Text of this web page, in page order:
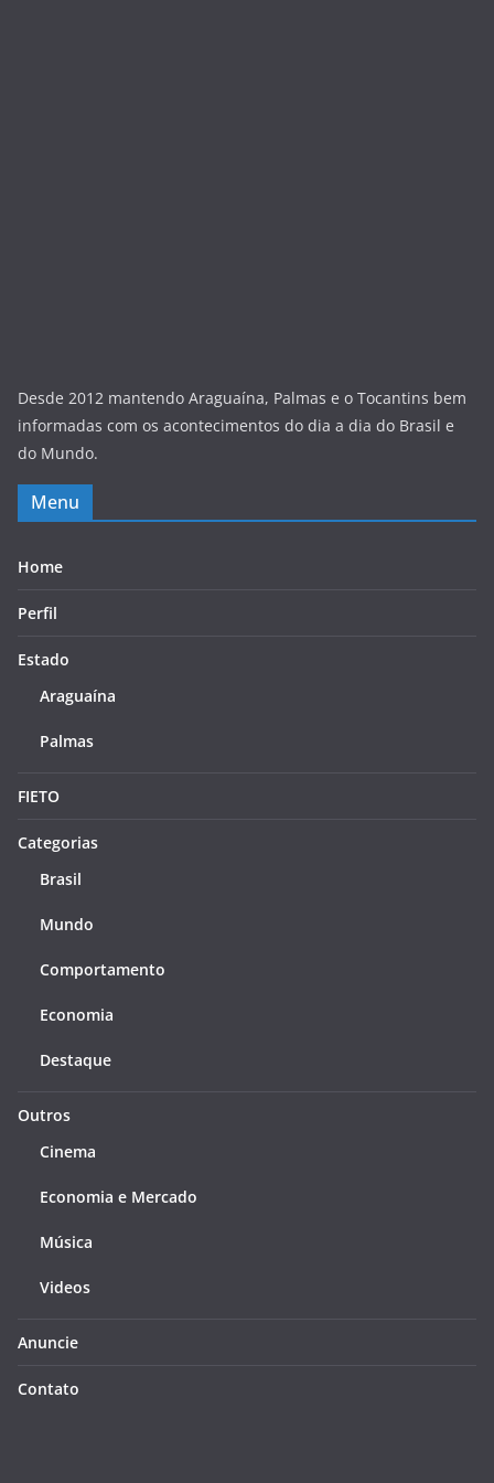
Desde 2012 mantendo Araguaína, Palmas e o Tocantins bem
informadas com os acontecimentos do dia a dia do Brasil e
do Mundo.
Menu
Home
Perfil
Estado
Araguaína
Palmas
FIETO
Categorias
Brasil
Mundo
Comportamento
Economia
Destaque
Outros
Cinema
Economia e Mercado
Música
Videos
Anuncie
Contato